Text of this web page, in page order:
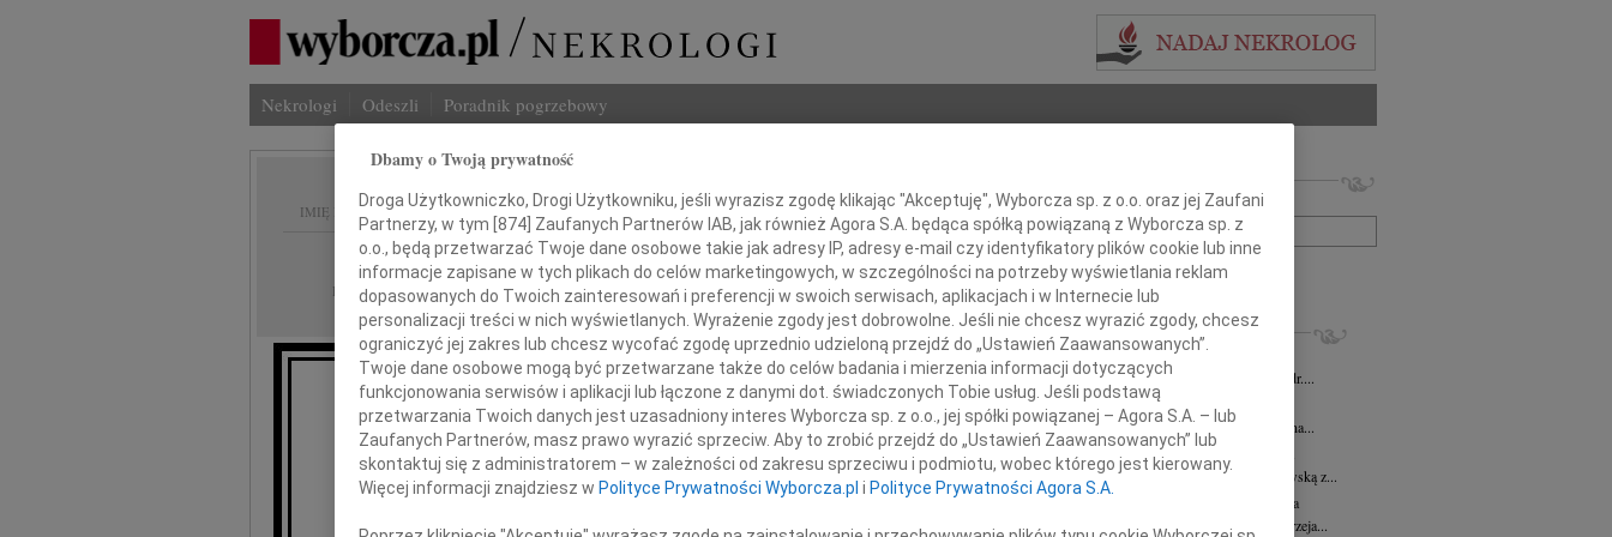
Nekrologi Odeszli Poradnik pogrzebowy
IMIĘ I NAZWISKO:
REGION: cała Polska
DATA EMISJI: 09.04.2010
Drogiemu Koledze
Zdzisławowi Gładkiemu
Imię i nazwisko lub numer ogłoszenia:
+ szukanie zaawansowane
INNE NEKROLOGI
Eugeniusz Butruk 07.08.2026
Z głębokim żalem żegnamy Pana Profesora dr....
Zenon Smolarek 07.08.2026
Z powodu śmierci Pana nadinspektora Zenona...
Wacława Myśliwska 07.08.2026
Z głębokim żalem żegnamy Wacławę Myśliwską z...
Andrzej Morozowski
cała Polska
Z głębokim smutkiem i żalem żegnamy Andrzeja...
Dbamy o Twoją prywatność
Droga Użytkowniczko, Drogi Użytkowniku, jeśli wyrazisz zgodę klikając "Akceptuję", Wyborcza sp. z o.o. oraz jej Zaufani
Partnerzy, w tym [874] Zaufanych Partnerów IAB, jak również Agora S.A. będąca spółką powiązaną z Wyborcza sp. z
o.o., będą przetwarzać Twoje dane osobowe takie jak adresy IP, adresy e-mail czy identyfikatory plików cookie lub inne
informacje zapisane w tych plikach do celów marketingowych, w szczególności na potrzeby wyświetlania reklam
dopasowanych do Twoich zainteresowań i preferencji w swoich serwisach, aplikacjach i w Internecie lub
personalizacji treści w nich wyświetlanych. Wyrażenie zgody jest dobrowolne. Jeśli nie chcesz wyrazić zgody, chcesz
ograniczyć jej zakres lub chcesz wycofać zgodę uprzednio udzieloną przejdź do „Ustawień Zaawansowanych”.
Twoje dane osobowe mogą być przetwarzane także do celów badania i mierzenia informacji dotyczących
funkcjonowania serwisów i aplikacji lub łączone z danymi dot. świadczonych Tobie usług. Jeśli podstawą
przetwarzania Twoich danych jest uzasadniony interes Wyborcza sp. z o.o., jej spółki powiązanej – Agora S.A. – lub
Zaufanych Partnerów, masz prawo wyrazić sprzeciw. Aby to zrobić przejdź do „Ustawień Zaawansowanych” lub
skontaktuj się z administratorem – w zależności od zakresu sprzeciwu i podmiotu, wobec którego jest kierowany.
Więcej informacji znajdziesz w Polityce Prywatności Wyborcza.pl i Polityce Prywatności Agora S.A.